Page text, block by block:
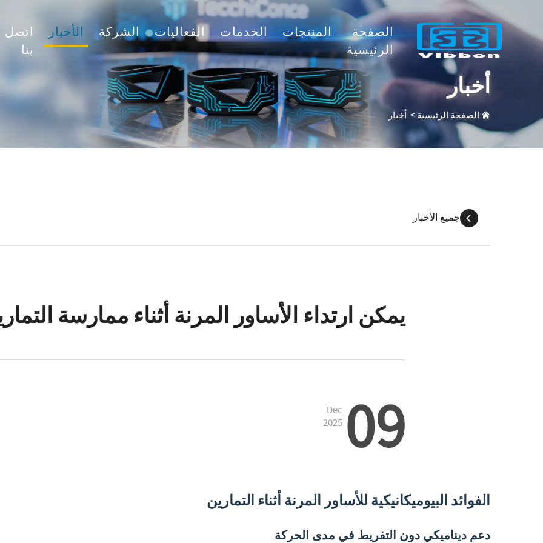
الصفحة
الرئيسية
المنتجات الخدمات الفعاليات الشركة الأخبار
اتصل
بنا
أخبار
الصفحة الرئيسية> أخبار
جميع الأخبار
يمكن ارتداء الأساور المرنة أثناء ممارسة
09
Dec
2025
الفوائد البيوميكانيكية للأساور المرنة أثناء التمارين
دعم ديناميكي دون التفريط في مدى الحركة